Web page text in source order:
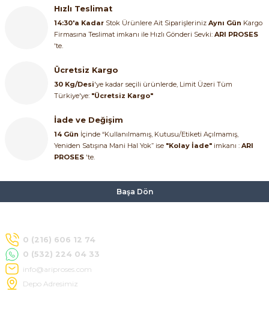
Hızlı Teslimat
14:30'a Kadar Stok Ürünlere Ait Siparişleriniz Aynı Gün Kargo
Firmasına Teslimat imkanı ile Hızlı Gönderi Sevki: ARI PROSES
'te.
Ücretsiz Kargo
30 Kg/Desi'ye kadar seçili ürünlerde, Limit Üzeri Tüm
Türkiye'ye: "Ücretsiz Kargo"
İade ve Değişim
14 Gün İçinde “Kullanılmamış, Kutusu/Etiketi Açılmamış,
Yeniden Satışına Mani Hal Yok” ise "Kolay İade" imkanı : ARI
PROSES 'te.
Başa Dön
0 (216) 606 12 74
0 (532) 224 04 33
info@ariproses.com
Depo Adresimiz